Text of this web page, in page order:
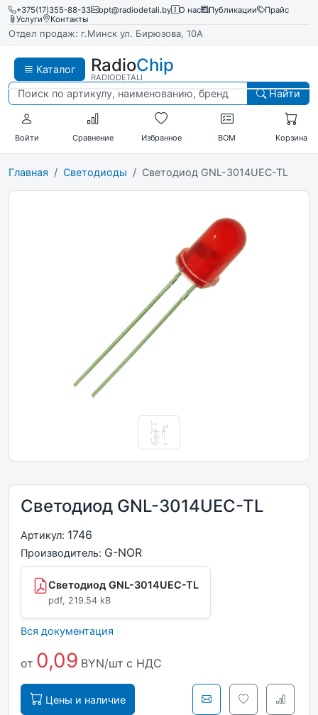
+375(17)355-88-33 opt@radiodetali.by О нас Публикации
Прайс
Услуги
Контакты
Отдел продаж: г.Минск ул. Бирюзова, 10А
Каталог RadioChip
RADIODETALI
Найти
Войти Сравнение Избранное BOM Корзина
Главная Светодиоды Светодиод GNL-3014UEC-TL
Светодиод GNL-3014UEC-TL
Артикул: 1746
Производитель: G-NOR
Светодиод GNL-3014UEC-TL
pdf, 219.54 kB
Вся документация
от 0,09 BYN/шт с НДС
Цены и наличие